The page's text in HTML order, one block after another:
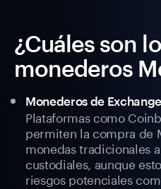
¿Cuáles son
monederos
Monederos de
Plataformas como
permiten la compra de
monedas tradicionales
custodiales, aunque
riesgos potenciales